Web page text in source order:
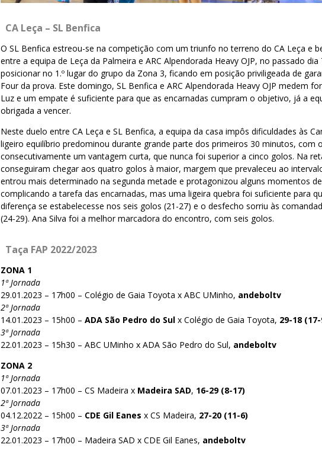
CA Leça – SL Benfica
O SL Benfica estreou-se na competição com um triunfo no terreno do CA Leça e
entre a equipa de Leça da Palmeira e ARC Alpendorada Heavy OJP, no passado
posicionar no 1.º lugar do grupo da Zona 3, ficando em posição priviligeada de
Four da prova. Este domingo, SL Benfica e ARC Alpendorada Heavy OJP medem
Luz e um empate é suficiente para que as encarnadas cumpram o objetivo, já a
obrigada a vencer.
Neste duelo entre CA Leça e SL Benfica, a equipa da casa impôs dificuldades às
ligeiro equilíbrio predominou durante grande parte dos primeiros 30 minutos, com
consecutivamente um vantagem curta, que nunca foi superior a cinco golos. Na
conseguiram chegar aos quatro golos à maior, margem que prevaleceu ao
entrou mais determinado na segunda metade e protagonizou alguns momentos
complicando a tarefa das encarnadas, mas uma ligeira quebra foi suficiente para
diferença se estabelecesse nos seis golos (21-27) e o desfecho sorriu às
(24-29). Ana Silva foi a melhor marcadora do encontro, com seis golos.
Taça FAP 2022/2023
ZONA 1
1ª Jornada
29.01.2023 – 17h00 – Colégio de Gaia Toyota x ABC UMinho, andeboltv
2ª Jornada
14.01.2023 – 15h00 –ADA São Pedro do Sul x Colégio de Gaia Toyota, 29-18
3ª Jornada
22.01.2023 – 15h30 – ABC UMinho x ADA São Pedro do Sul, andeboltv
ZONA 2
1ª Jornada
07.01.2023 – 17h00 – CS Madeira x Madeira SAD, 16-29 (8-17)
2ª Jornada
04.12.2022 – 15h00 – CDE Gil Eanes x CS Madeira, 27-20 (11-6)
3ª Jornada
22.01.2023 – 17h00 – Madeira SAD x CDE Gil Eanes, andeboltv